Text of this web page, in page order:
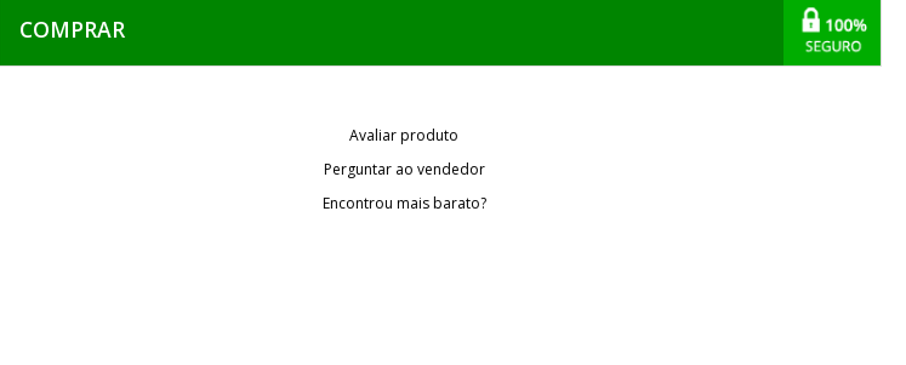
COMPRAR
Avaliar produto
Perguntar ao vendedor
Encontrou mais barato?